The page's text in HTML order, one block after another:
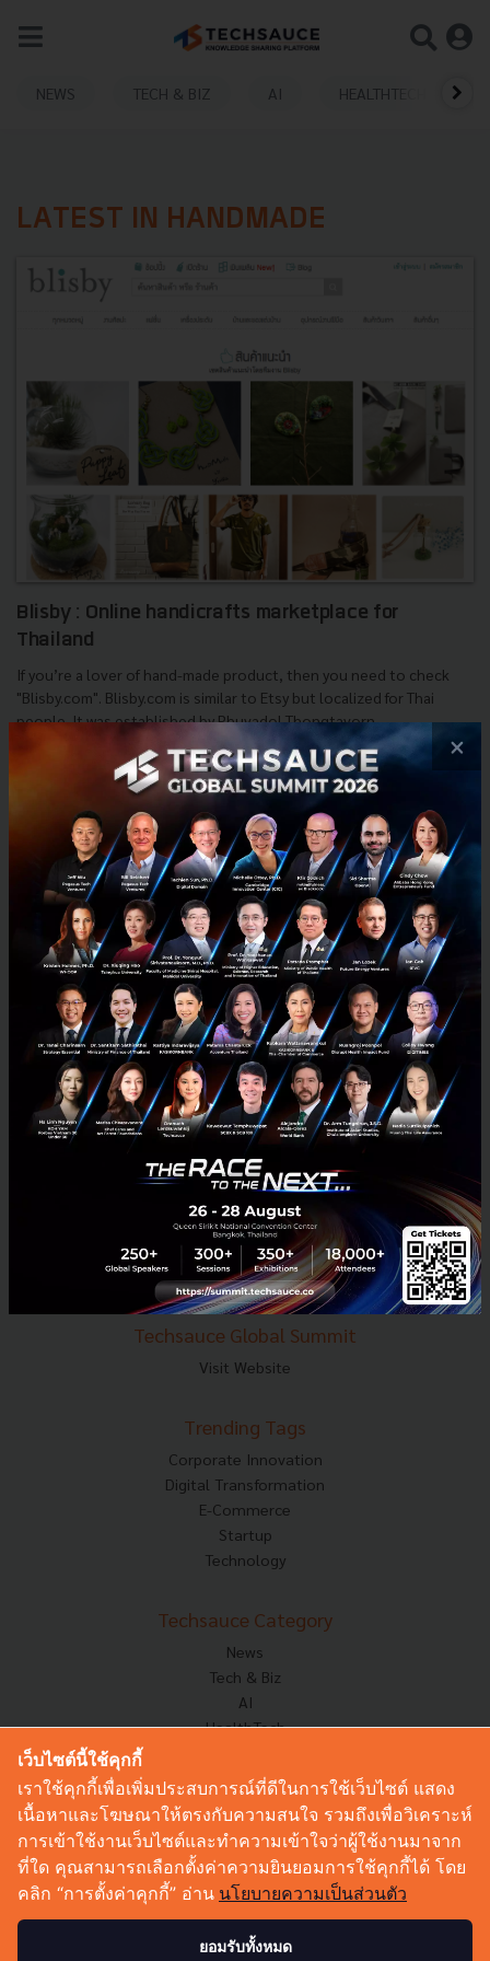
NEWS TECH & BIZ AI HEALTHTECH
LATEST IN HANDMADE
Blisby : Online handicrafts marketplace for
Thailand
If you’re a lover of hand-made product, then you need to check
"Blisby.com". Blisby.com is similar to Etsy but localized for Thai
people. It was established by Phuvadol Thongtavorn...
| Bymimee
Tech & Biz startup Blisby Interview handmade
E-mail :contact@techsauce.co
Tel : 02-001-5375
Mobile : 06-4658-9500
Techsauce Media
About Techsauce
Techsauce Services
Privacy Policy
ส่งบทความ
Techsauce Global Summit
Visit Website
Trending Tags
Corporate Innovation
Digital Transformation
E-Commerce
Startup
Technology
Techsauce Category
News
Tech & Biz
AI
HealthTech
Corp Innov
Saucy Thoughts
Based On
Sustainable
Videos
Podcast
×
เว็บไซต์นี้ใช้คุกกี้
เราใช้คุกกี้เพื่อเพิ่มประสบการณ์ที่ดีในการใช้เว็บไซต์ แสดง
เนื้อหาและโฆษณาให้ตรงกับความสนใจ รวมถึงเพื่อวิเคราะห์
การเข้าใช้งานเว็บไซต์และทำความเข้าใจว่าผู้ใช้งานมาจาก
ที่ใด คุณสามารถเลือกตั้งค่าความยินยอมการใช้คุกกี้ได้ โดย
คลิก “การตั้งค่าคุกกี้” อ่าน นโยบายความเป็นส่วนตัว
ยอมรับทั้งหมด